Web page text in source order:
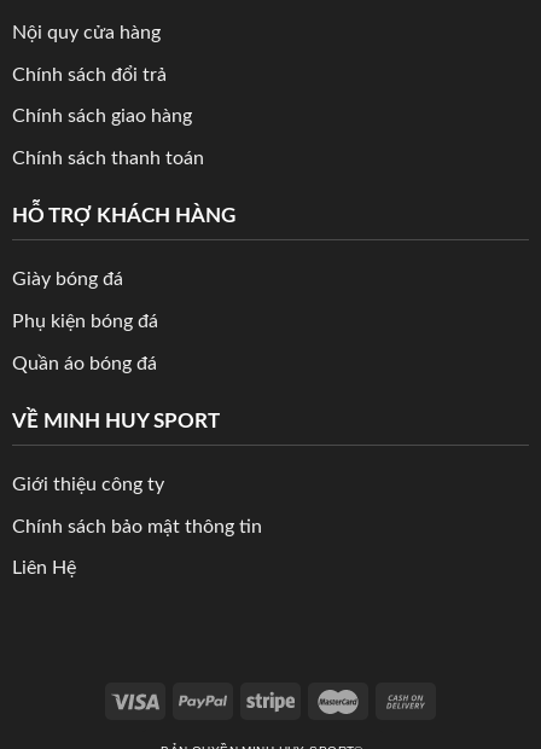
Nội quy cửa hàng
Chính sách đổi trả
Chính sách giao hàng
Chính sách thanh toán
HỖ TRỢ KHÁCH HÀNG
Giày bóng đá
Phụ kiện bóng đá
Quần áo bóng đá
VỀ MINH HUY SPORT
Giới thiệu công ty
Chính sách bảo mật thông tin
Liên Hệ